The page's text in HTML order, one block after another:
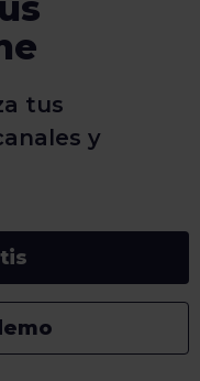
tus
y